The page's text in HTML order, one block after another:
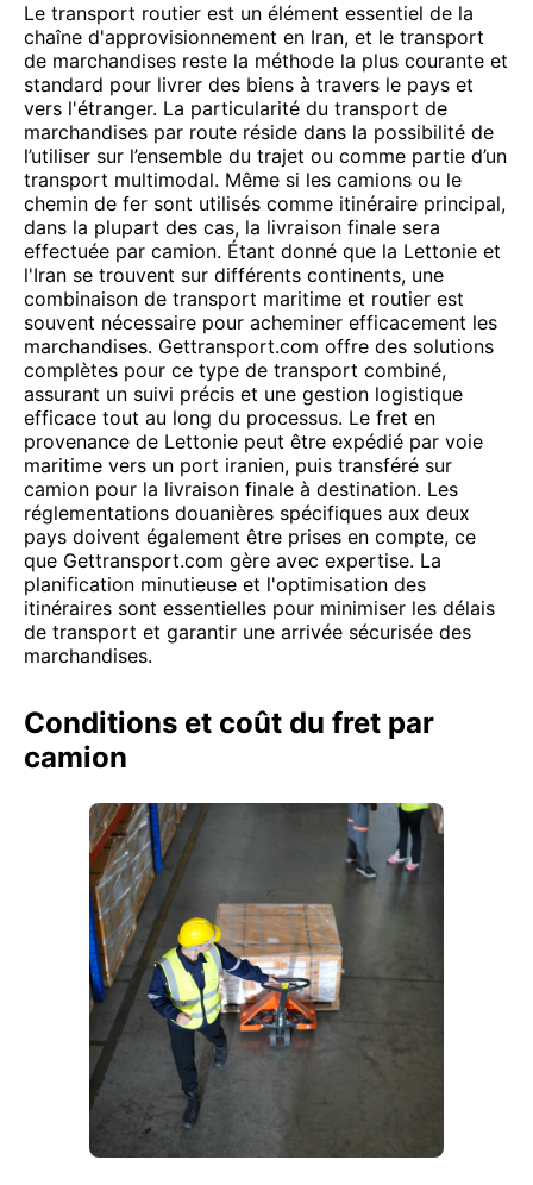
Le transport routier est un élément essentiel de la
chaîne d'approvisionnement en Iran, et le transport
de marchandises reste la méthode la plus courante et
standard pour livrer des biens à travers le pays et
vers l'étranger. La particularité du transport de
marchandises par route réside dans la possibilité de
l’utiliser sur l’ensemble du trajet ou comme partie d’un
transport multimodal. Même si les camions ou le
chemin de fer sont utilisés comme itinéraire principal,
dans la plupart des cas, la livraison finale sera
effectuée par camion. Étant donné que la Lettonie et
l'Iran se trouvent sur différents continents, une
combinaison de transport maritime et routier est
souvent nécessaire pour acheminer efficacement les
marchandises. Gettransport.com offre des solutions
complètes pour ce type de transport combiné,
assurant un suivi précis et une gestion logistique
efficace tout au long du processus. Le fret en
provenance de Lettonie peut être expédié par voie
maritime vers un port iranien, puis transféré sur
camion pour la livraison finale à destination. Les
réglementations douanières spécifiques aux deux
pays doivent également être prises en compte, ce
que Gettransport.com gère avec expertise. La
planification minutieuse et l'optimisation des
itinéraires sont essentielles pour minimiser les délais
de transport et garantir une arrivée sécurisée des
marchandises.
Conditions et coût du fret par
camion